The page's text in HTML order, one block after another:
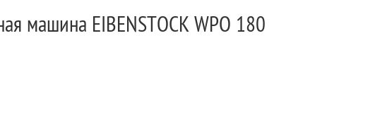
машина EIBENSTOCK WPO 180